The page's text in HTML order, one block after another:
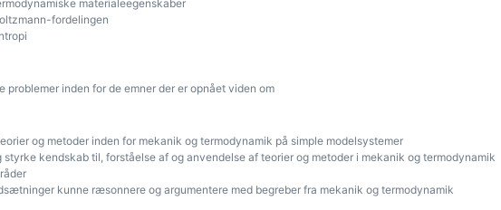
materialeegenskaber
fordelingen
problemer inden for de emner der er opnået viden om
og metoder inden for mekanik og termodynamik på simple modelsystemer
kendskab til, forståelse af og anvendelse af teorier og metoder i mekanik og termodynamik
kunne ræsonnere og argumentere med begreber fra mekanik og termodynamik